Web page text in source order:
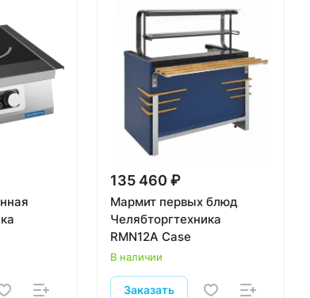
135 460 ₽
Мармит первых блюд
Челябторгтехника
RMN12A Case
В наличии
Заказать